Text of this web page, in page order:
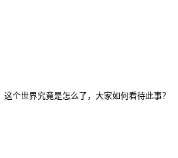
个世界究竟是怎么了，大家如何看待此事？